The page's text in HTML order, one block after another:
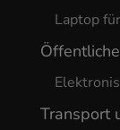
Laptop
Transport